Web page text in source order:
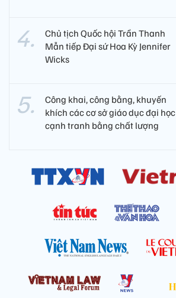
Chủ tịch Quốc hội Trần Thanh
Mẫn tiếp Đại sứ Hoa Kỳ Jennifer
Wicks
Công khai, công bằng, khuyến
khích các cơ sở giáo dục đại học
cạnh tranh bằng chất lượng​